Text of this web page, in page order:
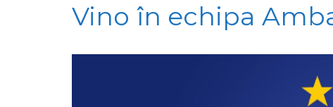
Vino în echipa